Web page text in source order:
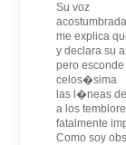
Su voz
me explica
y declara su
pero esconde
celos�sima
las l�neas
a los
fatalmente
Como soy